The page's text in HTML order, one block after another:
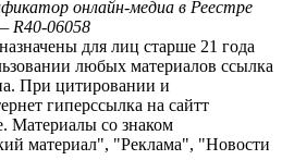
онлайн-медиа в Реестре
R40-06058
для лиц старше 21 года
любых материалов ссылка
При цитировании и
гиперссылка на сайтт
Материалы со знаком
материал", "Реклама", "Новости